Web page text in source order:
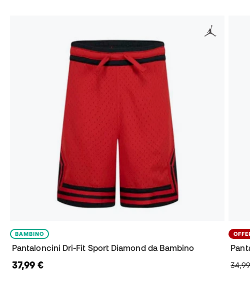
BAMBINO
Pantaloncini Dri-Fit Sport Diamond da Bambino
37,99 €